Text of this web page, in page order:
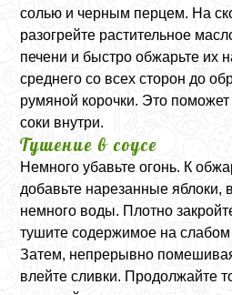
солью и черным перцем. На
разогрейте растительное
печени и быстро обжарьте их
среднего со всех сторон до
румяной корочки. Это
соки внутри.
Тушение в соусе
Немного убавьте огонь. К
добавьте нарезанные яблоки,
немного воды. Плотно
тушите содержимое на
Затем, непрерывно
влейте сливки. Продолжайте